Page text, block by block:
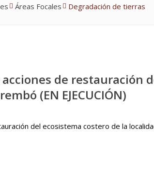
Áreas Focales Degradación de tierras
de restauración
(EN EJECUCIÓN)
del ecosistema costero de la